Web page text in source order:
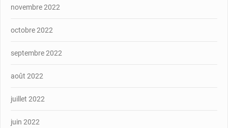
novembre 2022
octobre 2022
septembre 2022
août 2022
juillet 2022
juin 2022